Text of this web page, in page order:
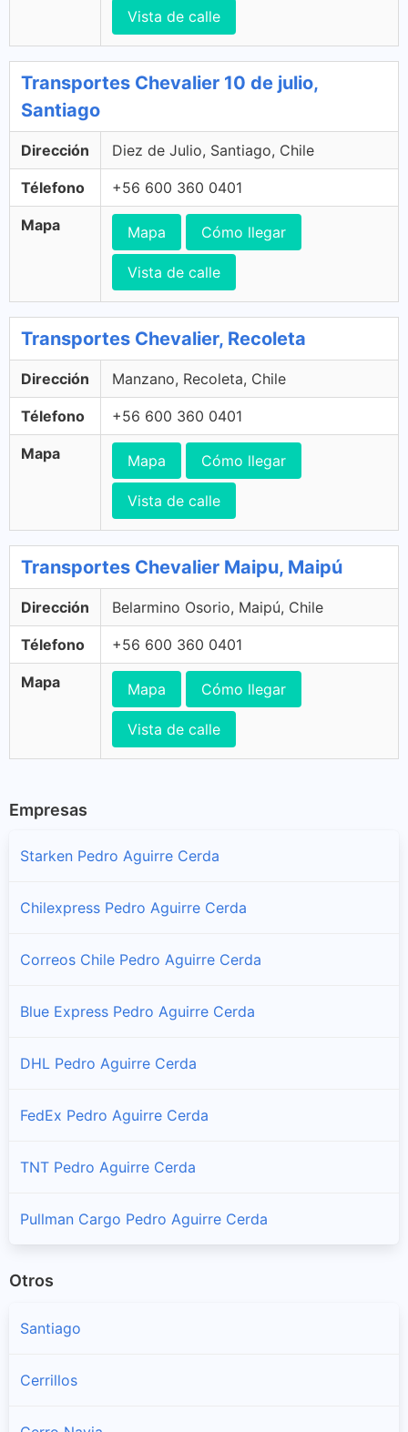
Vista de calle
Transportes Chevalier 10 de julio,
Santiago
Dirección Diez de Julio, Santiago, Chile
Télefono +56 600 360 0401
Mapa Mapa Cómo llegar
Vista de calle
Transportes Chevalier, Recoleta
Dirección Manzano, Recoleta, Chile
Télefono +56 600 360 0401
Mapa Mapa Cómo llegar
Vista de calle
Transportes Chevalier Maipu, Maipú
Dirección Belarmino Osorio, Maipú, Chile
Télefono +56 600 360 0401
Mapa Mapa Cómo llegar
Vista de calle
Empresas
Starken Pedro Aguirre Cerda
Chilexpress Pedro Aguirre Cerda
Correos Chile Pedro Aguirre Cerda
Blue Express Pedro Aguirre Cerda
DHL Pedro Aguirre Cerda
FedEx Pedro Aguirre Cerda
TNT Pedro Aguirre Cerda
Pullman Cargo Pedro Aguirre Cerda
Otros
Santiago
Cerrillos